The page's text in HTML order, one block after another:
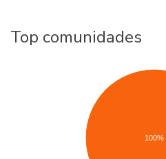
Top comunidades
100%